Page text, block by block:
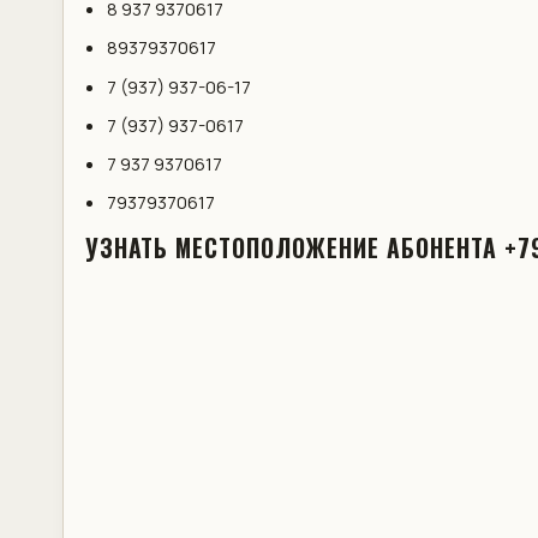
8 937 9370617
89379370617
7 (937) 937-06-17
7 (937) 937-0617
7 937 9370617
79379370617
УЗНАТЬ МЕСТОПОЛОЖЕНИЕ АБОНЕНТА